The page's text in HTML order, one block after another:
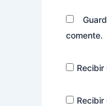
comente.